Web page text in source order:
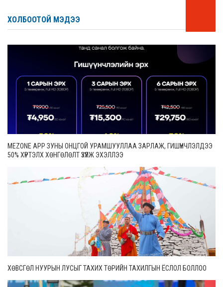
ХОЛБООТОЙ МЭДЭЭ
MEZONE APP ЗУНЫ ОНЦГОЙ УРАМШУУЛЛАА ЗАРЛАЖ, ГИШҮҮНЧЛЭЛДЭЭ
50% ХҮРТЭЛХ ХӨНГӨЛӨЛТ ҮЗҮҮЛЖ ЭХЭЛЛЭЭ
ХӨВСГӨЛ НУУРЫН ЛУСЫГ ТАХИХ ТӨРИЙН ТАХИЛГЫН ЁСЛОЛ БОЛЛОО